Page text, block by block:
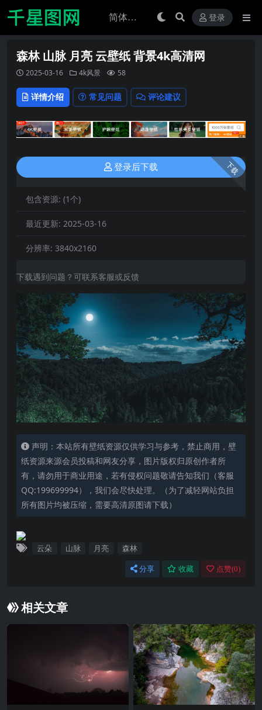
登录
森林 山脉 月亮 云壁纸 背景4k高清网
2025-03-16 4k风景 58
详情介绍 常见问题 评论建议
下载
登录后下载
包含资源: (1个)
最近更新: 2025-03-16
分辨率: 3840x2160
下载遇到问题？可联系客服或反馈
声明：本站所有壁纸资源仅供学习与参考，禁止商用，壁
纸资源来源会员投稿和网友分享，图片版权归原创作者所
有，请勿用于商业用途，若有侵权问题敬请告知我们（客服
QQ:199699994），我们会尽快处理。（为了减轻网站负担
所有图片均被压缩，需要高清原图请下载）
云朵 山脉 月亮 森林
分享 收藏 点赞(0)
相关文章